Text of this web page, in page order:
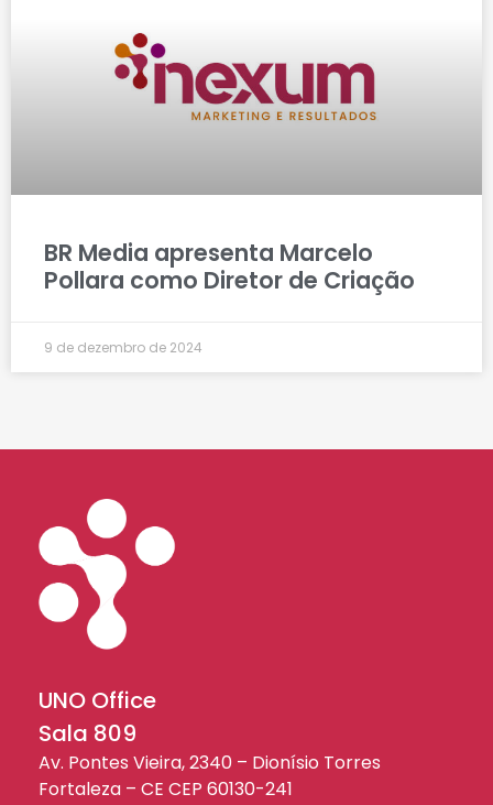
BR Media apresenta Marcelo
Pollara como Diretor de Criação
9 de dezembro de 2024
UNO Office
Sala 809
Av. Pontes Vieira, 2340 – Dionísio Torres
Fortaleza – CE CEP 60130-241